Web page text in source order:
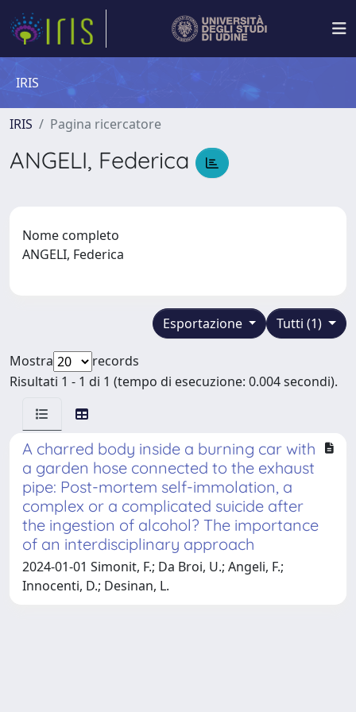
IRIS
IRIS Pagina ricercatore
ANGELI, Federica
Nome completo
ANGELI, Federica
Tutti (1)
Esportazione
Mostra
records
Risultati 1 - 1 di 1 (tempo di esecuzione: 0.004 secondi).
A charred body inside a burning car with
a garden hose connected to the exhaust
pipe: Post-mortem self-immolation, a
complex or a complicated suicide after
the ingestion of alcohol? The importance
of an interdisciplinary approach
2024-01-01 Simonit, F.; Da Broi, U.; Angeli, F.;
Innocenti, D.; Desinan, L.